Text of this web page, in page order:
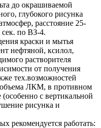
до окрашиваемой
глубокого рисунка
расстояние 25-
сек. по ВЗ-4.
краски и мытья
нефтяной, ксилол,
растворителя
от получения
тех.возможностей
объема ЛКМ, в противном
(особенно с вертикальной
рисунка и
рекомендуется работать: